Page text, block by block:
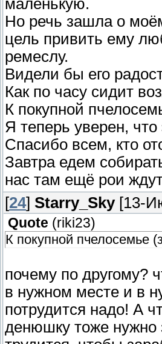
маленькую.
Но речь зашла о
цель привить ему
ремеслу.
Видели бы его
Как по часу сидит
К покупной
Я теперь уверен,
Спасибо всем, кто
Завтра едем
нас там ещё рои
[24] Starry_Sky[13-
Quote (riki23)
К покупной пчелосемье
почему по другому?
в нужном месте и в
потрудится надо! А
денюшку тоже нужно